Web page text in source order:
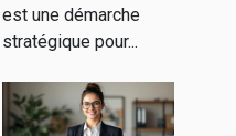
est une démarche
stratégique pour...